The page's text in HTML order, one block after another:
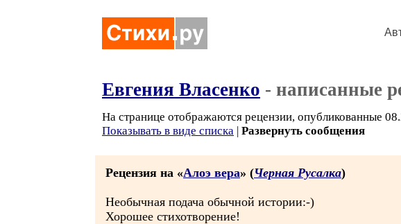
Евгения Власенко - написанные
На странице отображаются рецензии, опубликованные
Показывать в виде списка | Развернуть сообщения
Рецензия на «Алоэ вера» (Черная Русалка)
Необычная подача обычной истории:-)
Хорошее стихотворение!